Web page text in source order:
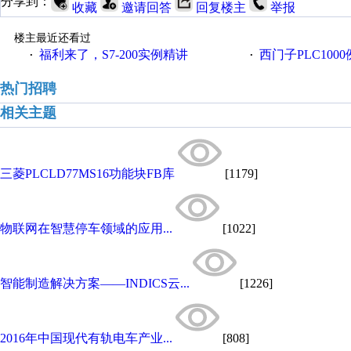
收藏 邀请回答 回复楼主 举报
楼主最近还看过
· 福利来了，S7-200实例精讲 · 西门子PLC1000
热门招聘
相关主题
三菱PLCLD77MS16功能块FB库 [1179]
物联网在智慧停车领域的应用... [1022]
智能制造解决方案——INDICS云... [1226]
2016年中国现代有轨电车产业... [808]